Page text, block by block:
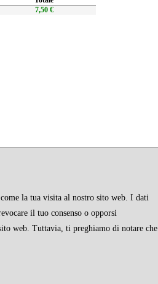
7,50 €
la tua visita al nostro sito web. I dati
il tuo consenso o opporsi
web. Tuttavia, ti preghiamo di notare che